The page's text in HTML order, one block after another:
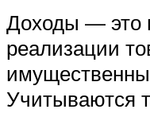
Доходы — это
реализации
Учитываются